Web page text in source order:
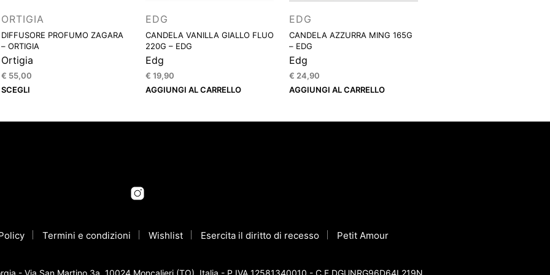
ORTIGIA
DIFFUSORE PROFUMO ZAGARA
– ORTIGIA
Ortigia
€ 55,00
SCEGLI
nella
EDG
CANDELA VANILLA GIALLO FLUO
220G – EDG
Edg
€ 19,90
AGGIUNGI AL CARRELLO
EDG
CANDELA AZZURRA MING 165G
– EDG
Edg
€ 24,90
AGGIUNGI AL CARRELLO
Termini e condizioni Wishlist Esercita il diritto di recesso Petit Amour
- Via San Martino 3a, 10024 Moncalieri (TO), Italia - P.IVA 12581340010 - C.F DGUNRG96D64L219N